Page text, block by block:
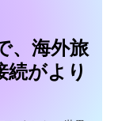
、海外旅
がより